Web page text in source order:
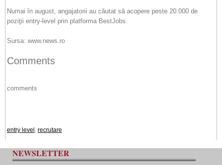
Numai în august, angajatorii au căutat să acopere peste 20.000 de
poziţii entry-level prin platforma BestJobs.
Sursa: www.news.ro
Comments
comments
entry level , recrutare
NEWSLETTER